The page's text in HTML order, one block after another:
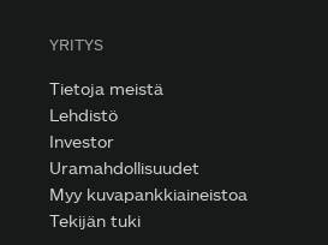
YRITYS
Tietoja meistä
Lehdistö
Investor
Uramahdollisuudet
Myy kuvapankkiaineistoa
Tekijän tuki